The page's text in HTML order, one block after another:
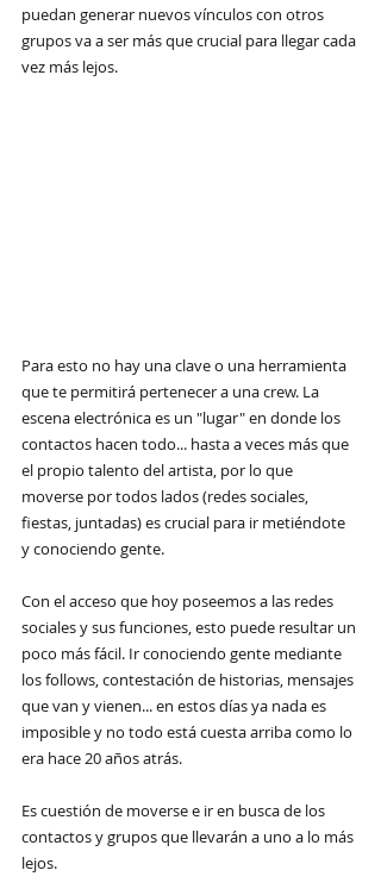
puedan generar nuevos vínculos con otros
grupos va a ser más que crucial para llegar cada
vez más lejos.
Para esto no hay una clave o una herramienta
que te permitirá pertenecer a una crew. La
escena electrónica es un "lugar" en donde los
contactos hacen todo... hasta a veces más que
el propio talento del artista, por lo que
moverse por todos lados (redes sociales,
fiestas, juntadas) es crucial para ir metiéndote
y conociendo gente.
Con el acceso que hoy poseemos a las redes
sociales y sus funciones, esto puede resultar un
poco más fácil. Ir conociendo gente mediante
los follows, contestación de historias, mensajes
que van y vienen... en estos días ya nada es
imposible y no todo está cuesta arriba como lo
era hace 20 años atrás.
Es cuestión de moverse e ir en busca de los
contactos y grupos que llevarán a uno a lo más
lejos.